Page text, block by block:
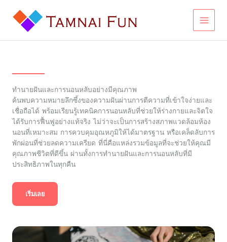
content
ทำนายฝันและการนอนหลับอย่างมีคุณภาพ
ค้นพบความหมายลึกซึ้งของความฝันผ่านการตีความที่เข้าใจง่ายและ
เชื่อถือได้ พร้อมเรียนรู้เทคนิคการนอนหลับที่ช่วยให้ร่างกายและจิตใจ
ได้รับการฟื้นฟูอย่างแท้จริง ไม่ว่าจะเป็นการสร้างสภาพแวดล้อมห้อง
นอนที่เหมาะสม การควบคุมอุณหภูมิให้ได้มาตรฐาน หรือเคล็ดลับการ
พักผ่อนที่ช่วยลดความเครียด ที่นี่คือแหล่งรวมข้อมูลที่จะช่วยให้คุณมี
คุณภาพชีวิตที่ดีขึ้น ผ่านทั้งการทำนายฝันและการนอนหลับที่มี
ประสิทธิภาพในทุกคืน
เริ่มเลย